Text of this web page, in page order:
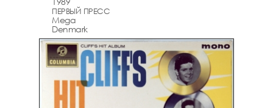
ПЕРВЫЙ ПРЕСС
Mega
Denmark